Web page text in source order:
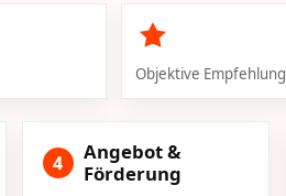
Objektive Empfehlung
4
Angebot &
Förderung